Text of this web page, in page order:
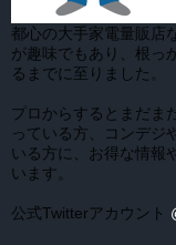
都心の大手家電量販店
が趣味でもあり、根っ
るまでに至りました。
プロからするとまだま
っている方、コンデジ
いる方に、お得な情報
います。
公式Twitterアカウント